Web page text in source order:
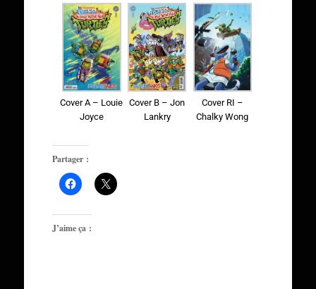
Cover A – Louie
Joyce
Cover B – Jon
Lankry
Cover RI –
Chalky Wong
Partager :
J’aime ça :